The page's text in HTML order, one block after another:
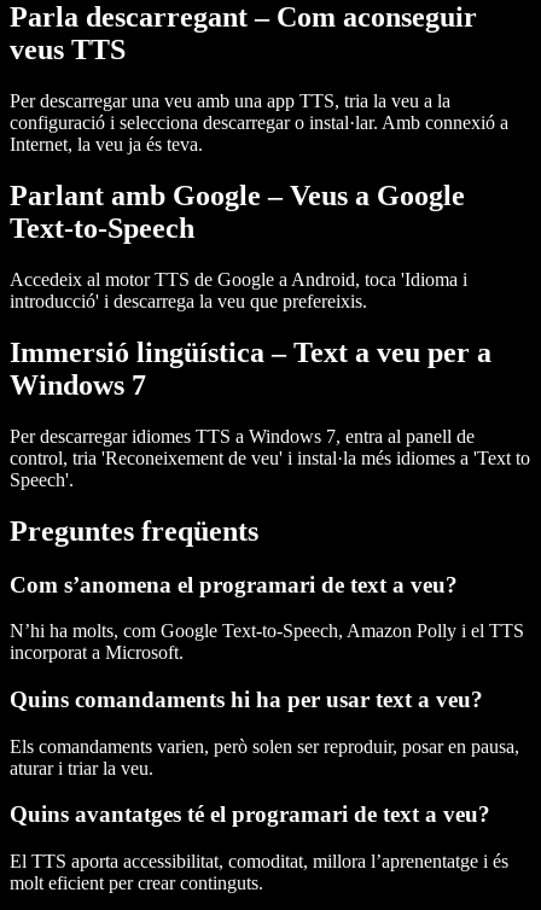
Parla descarregant – Com aconseguir
veus TTS
Per descarregar una veu amb una app TTS, tria la veu a la
configuració i selecciona descarregar o instal·lar. Amb connexió a
Internet, la veu ja és teva.
Parlant amb Google – Veus a Google
Text-to-Speech
Accedeix al motor TTS de Google a Android, toca 'Idioma i
introducció' i descarrega la veu que prefereixis.
Immersió lingüística – Text a veu per a
Windows 7
Per descarregar idiomes TTS a Windows 7, entra al panell de
control, tria 'Reconeixement de veu' i instal·la més idiomes a 'Text to
Speech'.
Preguntes freqüents
Com s’anomena el programari de text a veu?
N’hi ha molts, com Google Text-to-Speech, Amazon Polly i el TTS
incorporat a Microsoft.
Quins comandaments hi ha per usar text a veu?
Els comandaments varien, però solen ser reproduir, posar en pausa,
aturar i triar la veu.
Quins avantatges té el programari de text a veu?
El TTS aporta accessibilitat, comoditat, millora l’aprenentatge i és
molt eficient per crear continguts.